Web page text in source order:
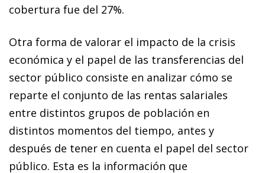
cobertura fue del 27%.
Otra forma de valorar el impacto de la crisis
económica y el papel de las transferencias del
sector público consiste en analizar cómo se
reparte el conjunto de las rentas salariales
entre distintos grupos de población en
distintos momentos del tiempo, antes y
después de tener en cuenta el papel del sector
público. Esta es la información que